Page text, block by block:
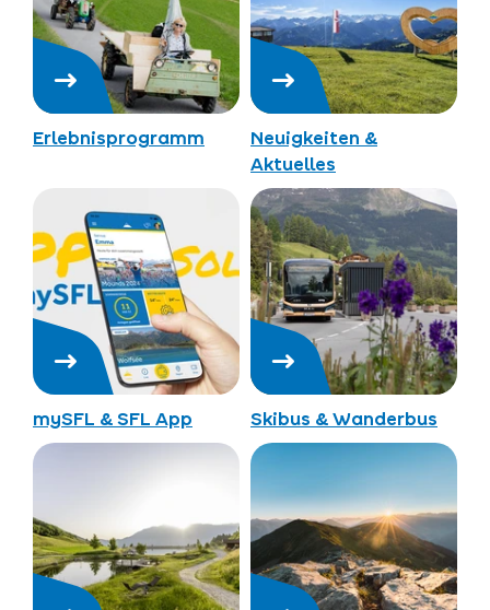
Erlebnisprogramm
Neuigkeiten &
Aktuelles
mySFL & SFL App Skibus & Wanderbus